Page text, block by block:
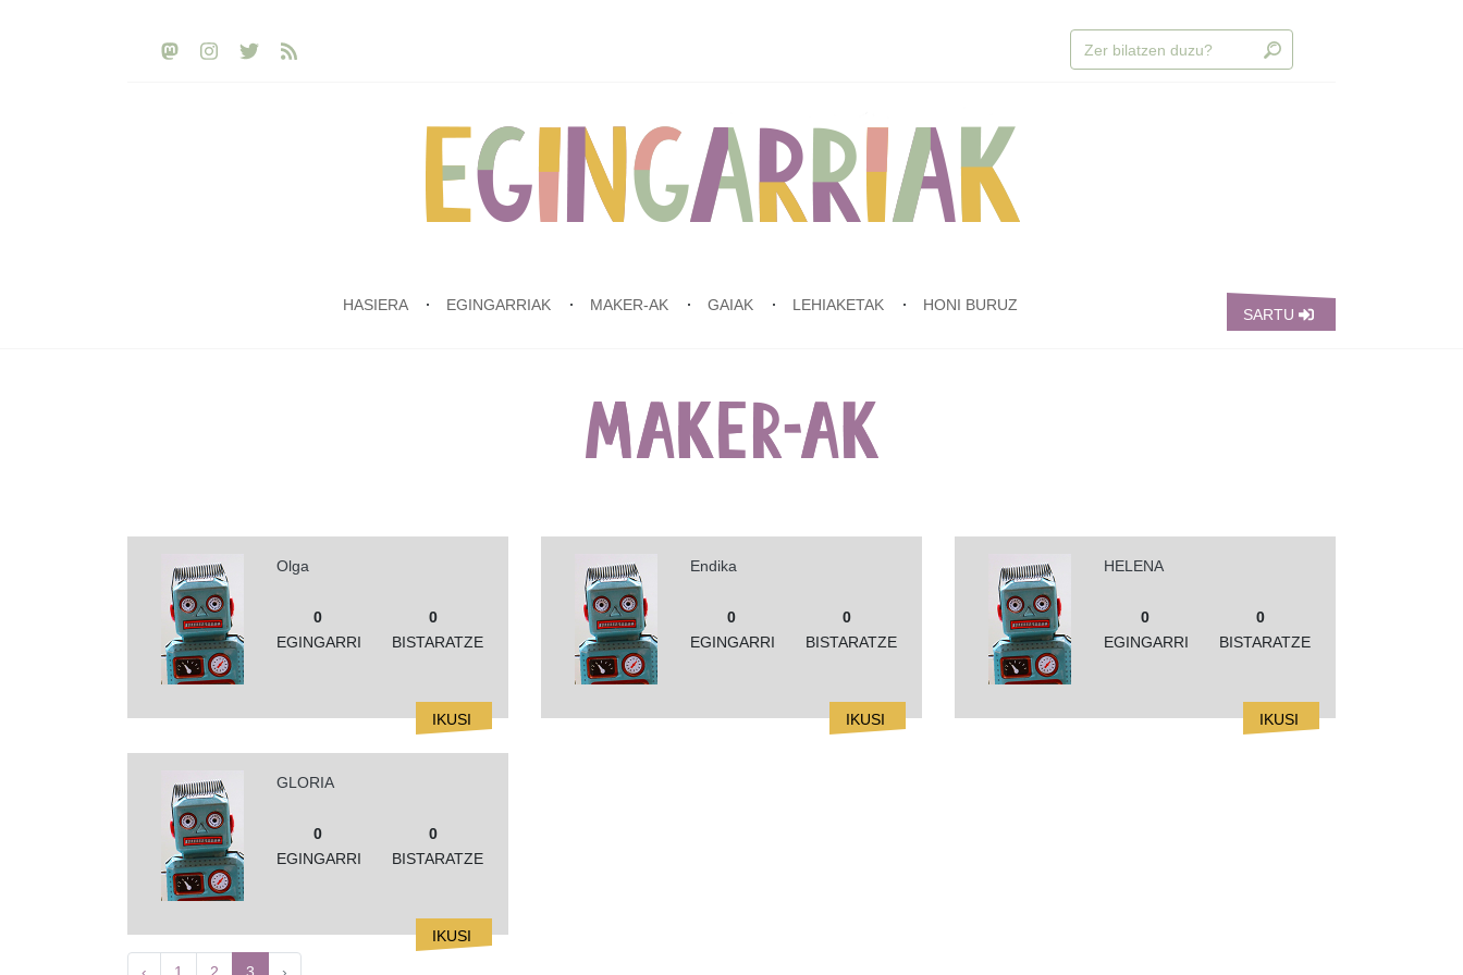
HASIERA EGINGARRIAK MAKER-AK GAIAK LEHIAKETAK HONI BURUZ
SARTU
Olga
0
EGINGARRI
0
BISTARATZE
IKUSI
Endika
0
EGINGARRI
0
BISTARATZE
IKUSI
HELENA
0
EGINGARRI
0
BISTARATZE
IKUSI
GLORIA
0
EGINGARRI
0
BISTARATZE
IKUSI